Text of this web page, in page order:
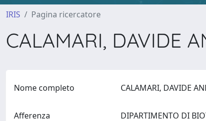
IRIS Pagina ricercatore
CALAMARI, DAVIDE
Nome completo CALAMARI, DAVIDE
Afferenza DIPARTIMENTO DI